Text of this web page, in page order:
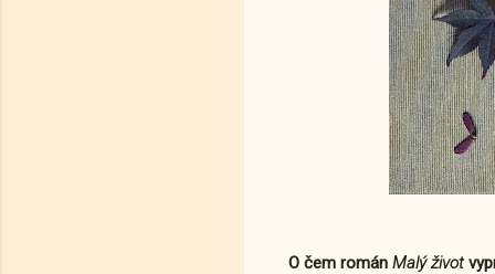
O čem román Malý život